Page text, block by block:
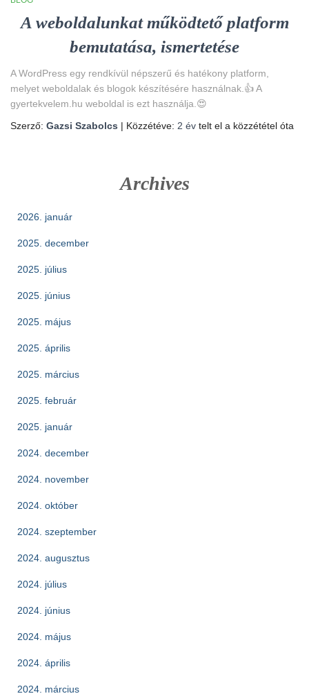
A weboldalunkat működtető platform
bemutatása, ismertetése
A WordPress egy rendkívül népszerű és hatékony platform,
melyet weboldalak és blogok készítésére használnak.👍 A
gyertekvelem.hu weboldal is ezt használja.😍
Szerző: Gazsi Szabolcs | Közzétéve: 2 év telt el a közzététel óta
Archives
2026. január
2025. december
2025. július
2025. június
2025. május
2025. április
2025. március
2025. február
2025. január
2024. december
2024. november
2024. október
2024. szeptember
2024. augusztus
2024. július
2024. június
2024. május
2024. április
2024. március